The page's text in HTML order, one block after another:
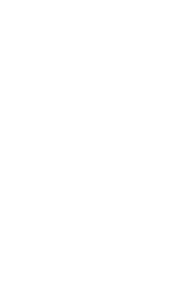
Helvetia
Schweiz und
,
an.